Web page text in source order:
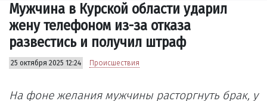
Мужчина в Курской области ударил
жену телефоном из-за отказа
развестись и получил штраф
25 октября 2025 12:24 Происшествия
На фоне желания мужчины расторгнуть брак, у